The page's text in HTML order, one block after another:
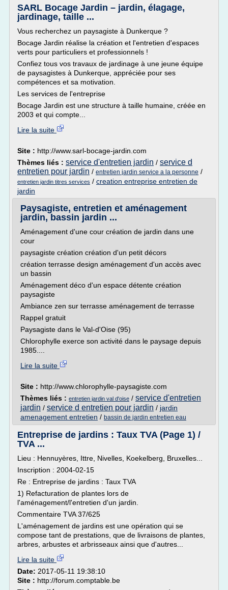
SARL Bocage Jardin – jardin, élagage,
jardinage, taille ...
Vous recherchez un paysagiste à Dunkerque ?
Bocage Jardin réalise la création et l'entretien d'espaces
verts pour particuliers et professionnels !
Confiez tous vos travaux de jardinage à une jeune équipe
de paysagistes à Dunkerque, appréciée pour ses
compétences et sa motivation.
Les services de l'entreprise
Bocage Jardin est une structure à taille humaine, créée en
2003 et qui compte...
Lire la suite
Site : http://www.sarl-bocage-jardin.com
Thèmes liés : service d'entretien jardin / service d
entretien pour jardin / entretien jardin service a la personne /
entretien jardin titres services / creation entreprise entretien de
jardin
Paysagiste, entretien et aménagement
jardin, bassin jardin ...
Aménagement d'une cour création de jardin dans une
cour
paysagiste création création d'un petit décors
création terrasse design aménagement d'un accès avec
un bassin
Aménagement déco d'un espace détente création
paysagiste
Ambiance zen sur terrasse aménagement de terrasse
Rappel gratuit
Paysagiste dans le Val-d'Oise (95)
Chlorophylle exerce son activité dans le paysage depuis
1985....
Lire la suite
Site : http://www.chlorophylle-paysagiste.com
Thèmes liés : entretien jardin val d'oise / service d'entretien
jardin / service d entretien pour jardin / jardin
amenagement entretien / bassin de jardin entretien eau
Entreprise de jardins : Taux TVA (Page 1) /
TVA ...
Lieu : Hennuyères, Ittre, Nivelles, Koekelberg, Bruxelles...
Inscription : 2004-02-15
Re : Entreprise de jardins : Taux TVA
1) Refacturation de plantes lors de
l'aménagement/l'entretien d'un jardin.
Commentaire TVA 37/625
L'aménagement de jardins est une opération qui se
compose tant de prestations, que de livraisons de plantes,
arbres, arbustes et arbrisseaux ainsi que d'autres...
Lire la suite
Date: 2017-05-11 19:38:10
Site : http://forum.comptable.be